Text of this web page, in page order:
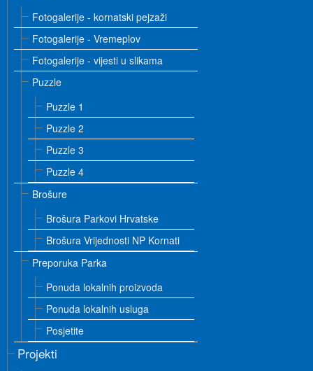
Fotogalerije - kornatski pejzaži
Fotogalerije - Vremeplov
Fotogalerije - vijesti u slikama
Puzzle
Puzzle 1
Puzzle 2
Puzzle 3
Puzzle 4
Brošure
Brošura Parkovi Hrvatske
Brošura Vrijednosti NP Kornati
Preporuka Parka
Ponuda lokalnih proizvoda
Ponuda lokalnih usluga
Posjetite
Projekti